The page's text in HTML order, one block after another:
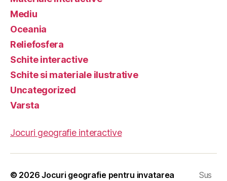
Mediu
Oceania
Reliefosfera
Schite interactive
Schite si materiale ilustrative
Uncategorized
Varsta
Jocuri geografie interactive
© 2026Jocuri geografie pentru invatarea
Sus